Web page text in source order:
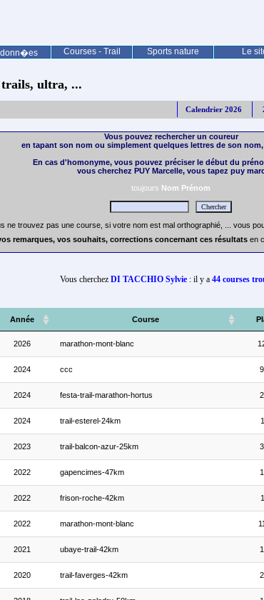
Courses - Trail Sports nature Le
trails, ultra, ...
Calendrier 2026
Vous pouvez rechercher un coureur
en tapant son nom ou simplement quelques lettres de son nom,
En cas d'homonyme, vous pouvez préciser le début du
vous cherchez PUY Marcelle, vous tapez puy
toujours Nom Prénom
ne trouvez pas une course, si votre nom est mal orthographié, ... vous
remarques, vos souhaits, corrections concernant ces résultats en
Vous cherchez DI TACCHIO Sylvie: il y a 44 courses
Année Course
2026 marathon-mont-blanc
2024 ccc
2024 festa-trail-marathon-hortus
2024 trail-esterel-24km
2023 trail-balcon-azur-25km
2022 gapencimes-47km
2022 frison-roche-42km
2022 marathon-mont-blanc
2021 ubaye-trail-42km
2020 trail-faverges-42km